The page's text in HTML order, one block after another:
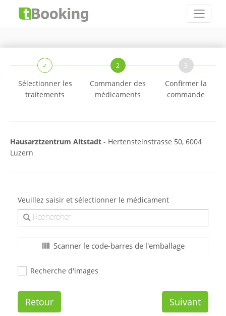
✓
Sélectionner les
traitements
2
Commander des
médicaments
3
Confirmer la
commande
Hausarztzentrum Altstadt - Hertensteinstrasse 50, 6004
Luzern
Veuillez saisir et sélectionner le médicament
Scanner le code-barres de l'emballage
Recherche d'images
Retour Suivant